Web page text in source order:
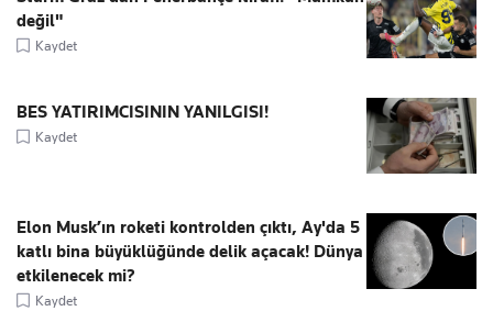
değil"
Kaydet
BES YATIRIMCISININ YANILGISI!
Kaydet
Elon Musk’ın roketi kontrolden çıktı, Ay'da 5
katlı bina büyüklüğünde delik açacak! Dünya
etkilenecek mi?
Kaydet